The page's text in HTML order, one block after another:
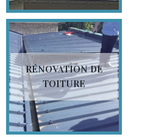
RÉNOVATION DE
TOITURE